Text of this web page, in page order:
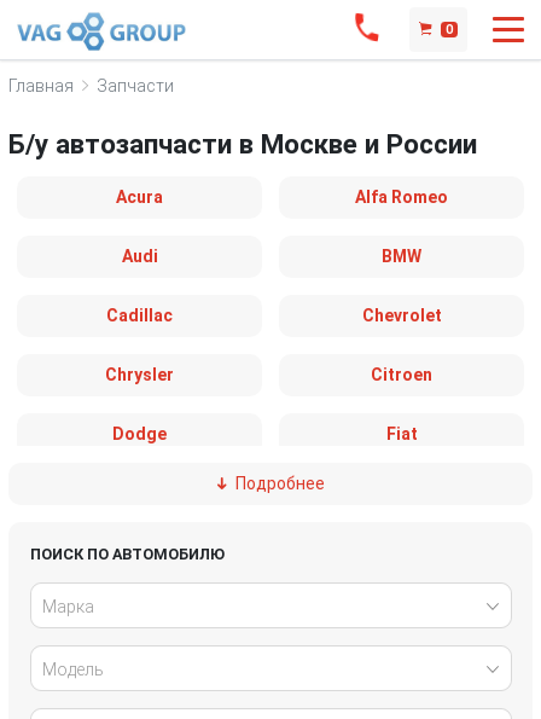
0
Главная Запчасти
Б/у автозапчасти в Москве и России
Acura Alfa Romeo
Audi BMW
Cadillac Chevrolet
Chrysler Citroen
Dodge Fiat
Honda
Подробнее
ПОИСК ПО АВТОМОБИЛЮ
Марка
Модель